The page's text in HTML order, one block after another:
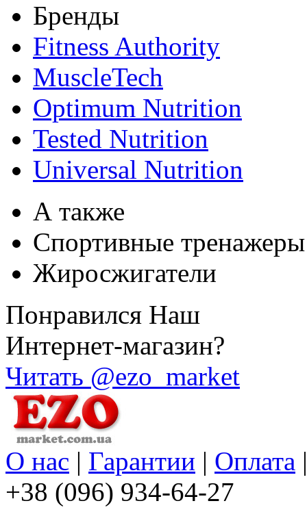
Бренды
Fitness Authority
MuscleTech
Optimum Nutrition
Tested Nutrition
Universal Nutrition
А также
Спортивные тренажеры
Жиросжигатели
Понравился Наш
Интернет-магазин?
Читать @ezo_market
О нас | Гарантии | Оплата
+38 (096) 934-64-27